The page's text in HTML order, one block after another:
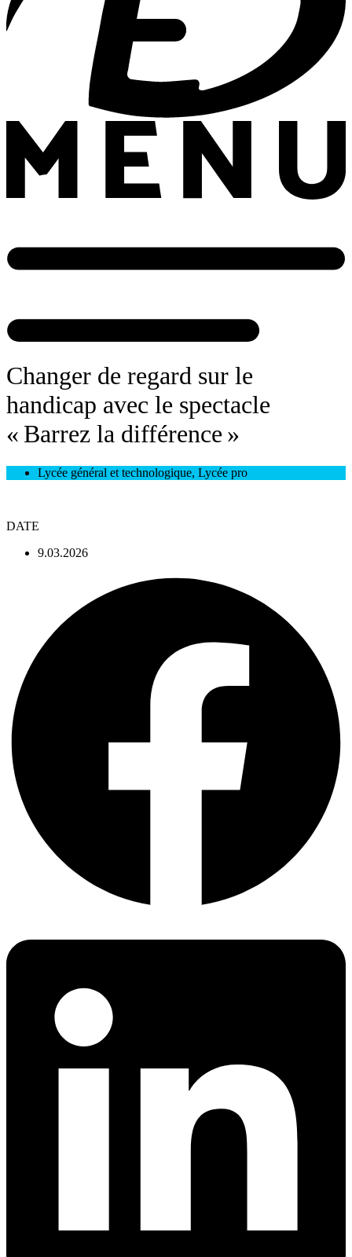
Changer de regard sur le
handicap avec le spectacle
« Barrez la différence »
Lycée général et technologique, Lycée pro
DATE
9.03.2026